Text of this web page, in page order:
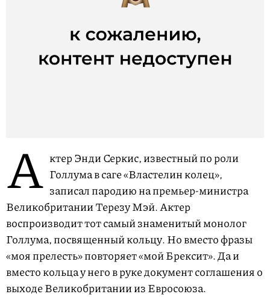
А ктер Энди Серкис, известный по роли
Голлума в саге «Властелин колец»,
записал пародию на премьер-министра
Великобритании Терезу Мэй. Актер
воспроизводит тот самый знаменитый монолог
Голлума, посвященный кольцу. Но вместо фразы
«моя прелесть» повторяет «мой Брексит». Да и
вместо кольца у него в руке документ соглашения о
выходе Великобритании из Евросоюза.